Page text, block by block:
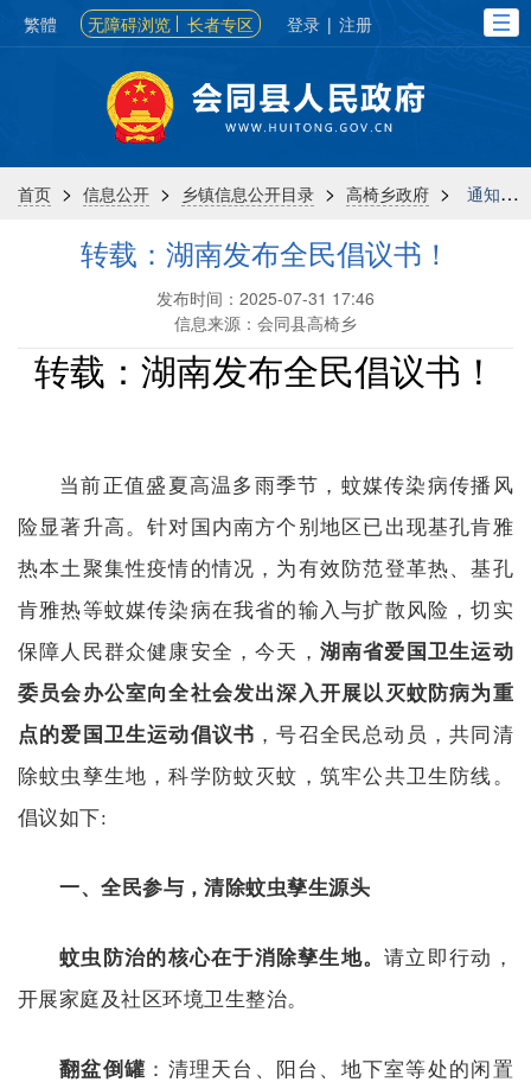
繁體 无障碍浏览 长者专区 登录 | 注册
首页 > 信息公开 > 乡镇信息公开目录 > 高椅乡政府 > 通知公告
转载：湖南发布全民倡议书！
发布时间：2025-07-31 17:46
信息来源：会同县高椅乡
转载：湖南发布全民倡议书！
当前正值盛夏高温多雨季节，蚊媒传染病传播风
险显著升高。针对国内南方个别地区已出现基孔肯雅
热本土聚集性疫情的情况，为有效防范登革热、基孔
肯雅热等蚊媒传染病在我省的输入与扩散风险，切实
保障人民群众健康安全，今天， 湖南省爱国卫生运动
委员会办公室向全社会发出深入开展以灭蚊防病为重
点的爱国卫生运动倡议书 ，号召全民总动员，共同清
除蚊虫孳生地，科学防蚊灭蚊，筑牢公共卫生防线。
倡议如下:
一、全民参与，清除蚊虫孳生源头
蚊虫防治的核心在于消除孳生地。请立即行动，
开展家庭及社区环境卫生整治。
翻盆倒罐 ：清理天台、阳台、地下室等处的闲置